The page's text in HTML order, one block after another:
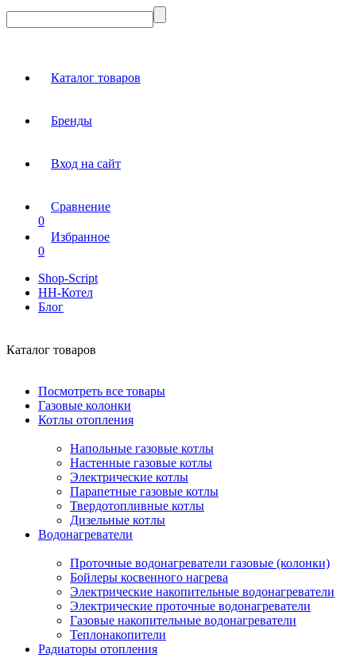
Каталог товаров
Бренды
Вход на сайт
Сравнение
0
Избранное
0
Shop-Script
НН-Котел
Блог
Каталог товаров
Посмотреть все товары
Газовые колонки
Котлы отопления
Напольные газовые котлы
Настенные газовые котлы
Электрические котлы
Парапетные газовые котлы
Твердотопливные котлы
Дизельные котлы
Водонагреватели
Проточные водонагреватели газовые (колонки)
Бойлеры косвенного нагрева
Электрические накопительные водонагреватели
Электрические проточные водонагреватели
Газовые накопительные водонагреватели
Теплонакопители
Радиаторы отопления